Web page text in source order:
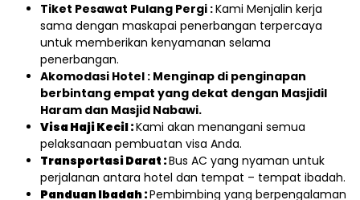
Tiket Pesawat Pulang Pergi :Kami Menjalin kerja
sama dengan maskapai penerbangan terpercaya
untuk memberikan kenyamanan selama
penerbangan.
Akomodasi Hotel : Menginap di penginapan
berbintang empat yang dekat dengan Masjidil
Haram dan Masjid Nabawi.
Visa Haji Kecil :Kami akan menangani semua
pelaksanaan pembuatan visa Anda.
Transportasi Darat :Bus AC yang nyaman untuk
perjalanan antara hotel dan tempat – tempat ibadah.
Panduan Ibadah :Pembimbing yang berpengalaman